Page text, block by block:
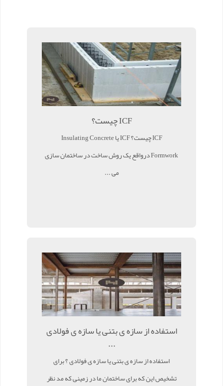
ICF چیست؟
ICF چیست؟ ICF یا Insulating Concrete
Formwork درواقع یک روش ساخت در ساختمان سازی
می ...
استفاده از سازه ی بتنی یا سازه ی فولادی
...
استفاده از سازه ی بتنی یا سازه ی فولادی ؟ برای
تشخیص این که برای ساختمان ما در زمینی که مد نظر